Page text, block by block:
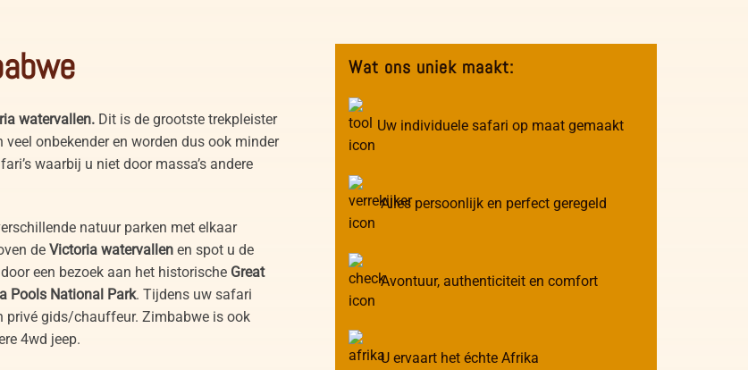
watervallen. Dit is de grootste trekpleister
onbekender en worden dus ook minder
waarbij u niet door massa’s andere
natuur parken met elkaar
de Victoria watervallen en spot u de
een bezoek aan het historische Great
Pools National Park. Tijdens uw safari
privé gids/chauffeur. Zimbabwe is ook
4wd jeep.
Wat ons uniek maakt:
Uw individuele safari op maat gemaakt
Alles persoonlijk en perfect geregeld
Avontuur, authenticiteit en comfort
U ervaart het échte Afrika